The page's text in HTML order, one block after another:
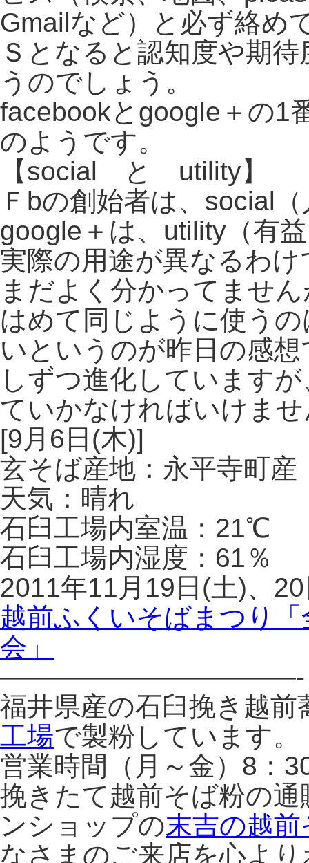
Gmailなど）と必ず絡め
Ｓとなると認知度や期
うのでしょう。
facebookとgoogle＋の1
のようです。
【social と utility】
Ｆbの創始者は、social
google＋は、utility（有
実際の用途が異なるわけ
まだよく分かってませ
はめて同じように使う
いというのが昨日の感
しずつ進化しています
ていかなければいけま
[9月6日(木)]
玄そば産地：永平寺町産
天気：晴れ
石臼工場内室温：21℃
石臼工場内湿度：61％
2011年11月19日(土)、
越前ふくいそばまつり
会」
———————————-
福井県産の石臼挽き越前
工場で製粉しています。
営業時間（月～金）8：
挽きたて越前そば粉の
ンショップの末吉の越
なさまのご来店を心よ